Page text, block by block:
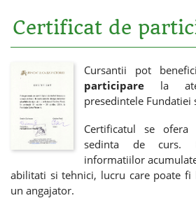
Certificat de
Cursantii pot
participare la
presedintele Fundatiei
Certificatul se
sedinta de curs.
informatiilor
abilitati si tehnici, lucru care poate fi
un angajator.